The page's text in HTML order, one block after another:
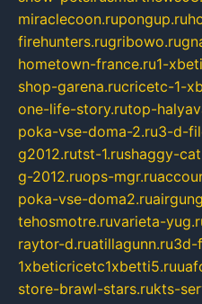
miraclecoon.rupongup.ru
firehunters.rugribowo.ru
hometown-france.ru1-
shop-garena.rucricetc-1-
one-life-story.rutop-
poka-vse-doma-2.ru3-d-
g2012.rutst-1.rushaggy-
g-2012.ruops-mgr.ru
poka-vse-doma2.ru
tehosmotre.ruvarieta-
raytor-d.ruatillagunn.ru3d-
1xbeticricetc1xbetti5.ru
store-brawl-stars.rukts-